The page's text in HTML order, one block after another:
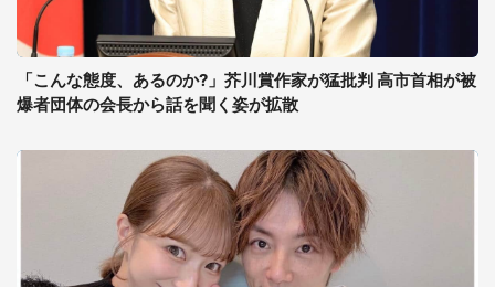
「こんな態度、あるのか?」芥川賞作家が猛批判 高市首相が被
爆者団体の会長から話を聞く姿が拡散